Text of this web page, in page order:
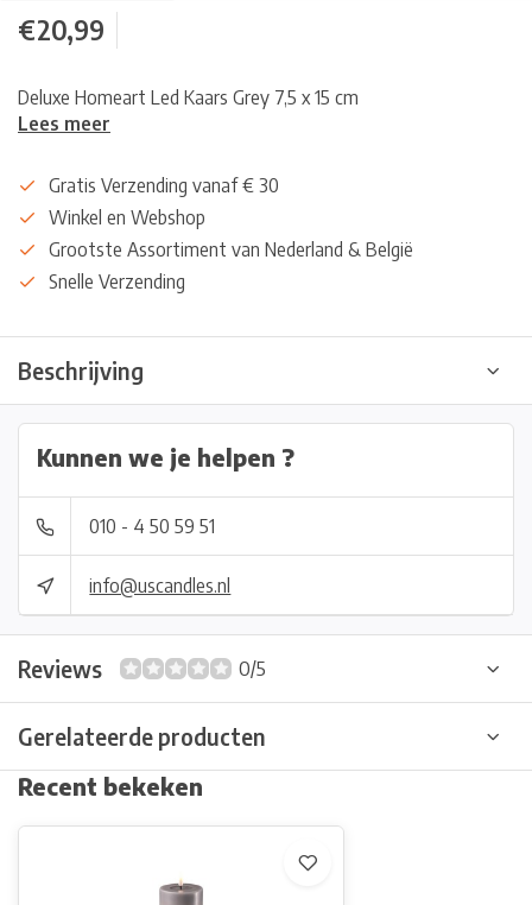
€20,99
Deluxe Homeart Led Kaars Grey 7,5 x 15 cm
Lees meer
Gratis Verzending vanaf € 30
Winkel en Webshop
Grootste Assortiment van Nederland & België
Snelle Verzending
Beschrijving
Kunnen we je helpen ?
010 - 4 50 59 51
info@uscandles.nl
Reviews 0/5
Gerelateerde producten
Recent bekeken